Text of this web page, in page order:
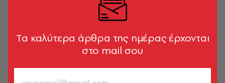
ΚΟΙΝΩΝΙΑ
με 186 χλμ/ώρα σε δρόμο με όριο τα
90
ΚΟΙΝΩΝΙΑ
Tα καλύτερα άρθρα της ημέρας έρχονται
στο mail σου